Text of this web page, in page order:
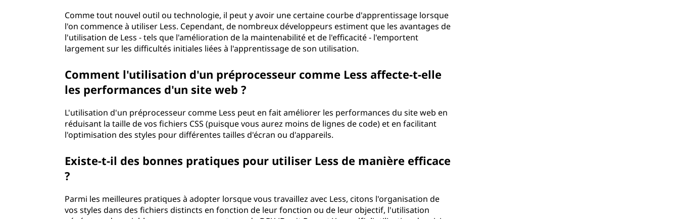
Comme tout nouvel outil ou technologie, il peut y avoir une certaine courbe d'apprentissage lorsque
l'on commence à utiliser Less. Cependant, de nombreux développeurs estiment que les avantages de
l'utilisation de Less - tels que l'amélioration de la maintenabilité et de l'efficacité - l'emportent
largement sur les difficultés initiales liées à l'apprentissage de son utilisation.
Comment l'utilisation d'un préprocesseur comme Less affecte-t-elle
les performances d'un site web ?
L'utilisation d'un préprocesseur comme Less peut en fait améliorer les performances du site web en
réduisant la taille de vos fichiers CSS (puisque vous aurez moins de lignes de code) et en facilitant
l'optimisation des styles pour différentes tailles d'écran ou d'appareils.
Existe-t-il des bonnes pratiques pour utiliser Less de manière efficace
?
Parmi les meilleures pratiques à adopter lorsque vous travaillez avec Less, citons l'organisation de
vos styles dans des fichiers distincts en fonction de leur fonction ou de leur objectif, l'utilisation